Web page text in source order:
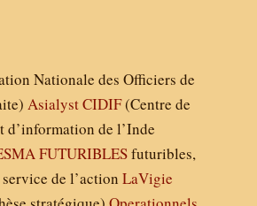
Nationale des Officiers de
AsialystCIDIF(Centre de
d’information de l’Inde
FUTURIBLESfuturibles,
de l’action LaVigie